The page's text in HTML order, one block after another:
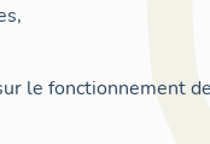
le fonctionnement